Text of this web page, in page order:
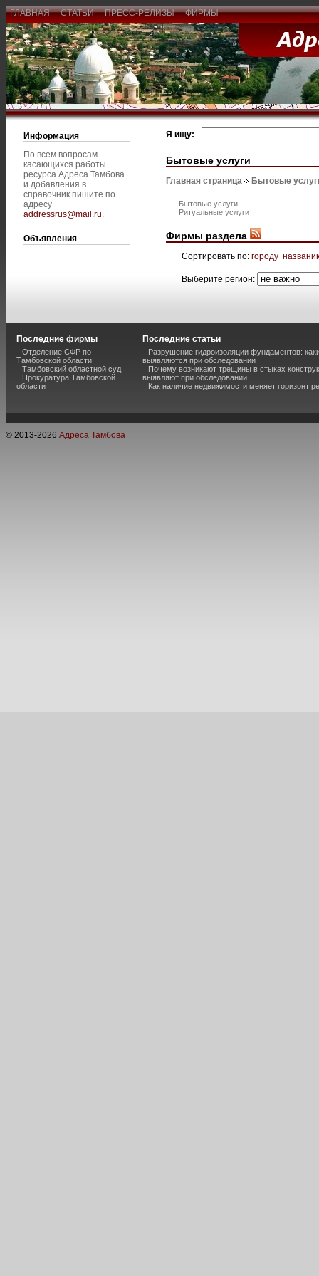
ГЛАВНАЯ СТАТЬИ ПРЕСС-РЕЛИЗЫ ФИРМЫ
Информация
По всем вопросам
касающихся работы
ресурса Адреса Тамбова
и добавления в
справочник пишите по
адресу
addressrus@mail.ru.
Объявления
Я ищу:
Бытовые услуги
Главная страница Бытовые
Бытовые услуги
Ритуальные услуги
Фирмы раздела
Сортировать по: городу
Выберите регион:
Последние фирмы
Отделение СФР по
Тамбовской области
Тамбовский областной суд
Прокуратура Тамбовской
области
Последние статьи
Разрушение гидроизоляции фундаментов:
выявляются при обследовании
Почему возникают трещины в стыках
выявляют при обследовании
Как наличие недвижимости меняет горизонт
© 2013-2026 Адреса Тамбова